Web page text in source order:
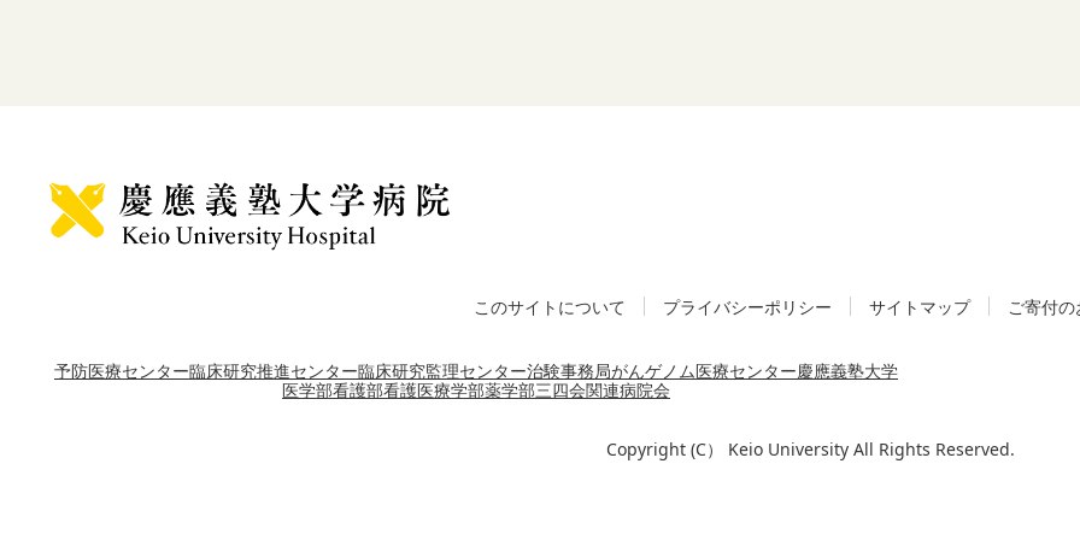
このサイトについて プライバシーポリシー サイトマップ ご寄付
予防医療センター臨床研究推進センター臨床研究監理センター治験事務局がんゲノム医療センター慶應義塾大学
医学部看護部看護医療学部薬学部三四会関連病院会
Copyright (C） Keio University All Rights Reserved.